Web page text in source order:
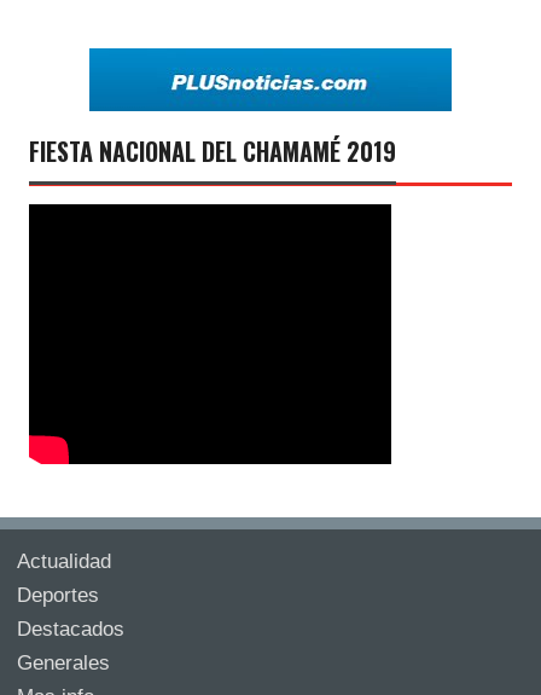
FIESTA NACIONAL DEL CHAMAMÉ 2019
Actualidad
Deportes
Destacados
Generales